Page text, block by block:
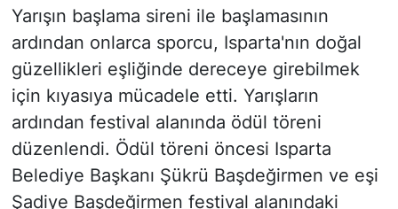
Yarışın başlama sireni ile başlamasının
ardından onlarca sporcu, Isparta'nın doğal
güzellikleri eşliğinde dereceye girebilmek
için kıyasıya mücadele etti. Yarışların
ardından festival alanında ödül töreni
düzenlendi. Ödül töreni öncesi Isparta
Belediye Başkanı Şükrü Başdeğirmen ve eşi
Şadiye Başdeğirmen festival alanındaki